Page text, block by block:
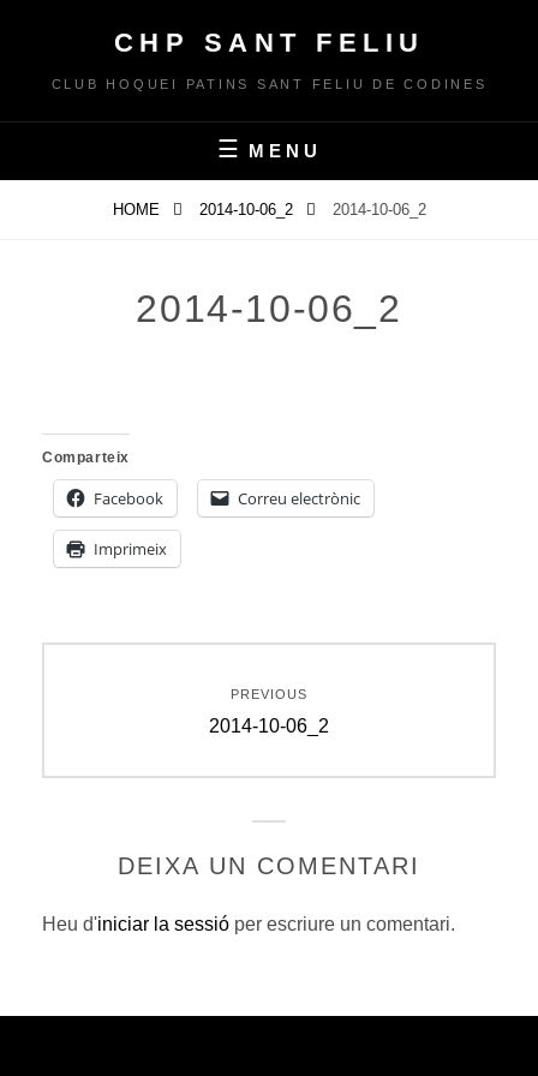
content
CHP SANT FELIU
CLUB HOQUEI PATINS SANT FELIU DE CODINES
MENU
HOME 2014-10-06_2 2014-10-06_2
2014-10-06_2
Comparteix
Facebook Correu electrònic
Imprimeix
PREVIOUS
Previous
2014-10-06_2
DEIXA UN COMENTARI
Heu d'iniciar la sessió per escriure un comentari.